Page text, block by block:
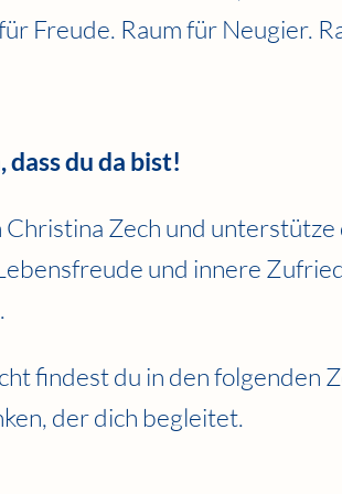
Freude. Raum für Neugier.
dass du da bist!
Christina Zech und
und innere
findest du in den folgenden
der dich begleitet.